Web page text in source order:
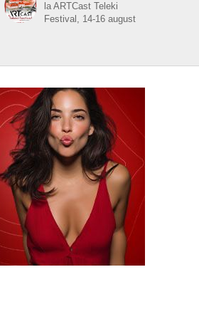
la ARTCast Teleki
Festival, 14-16 august